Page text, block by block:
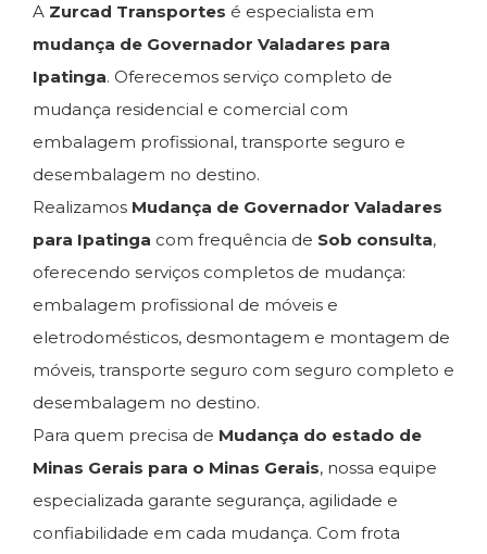
A Zurcad Transportes é especialista em
mudança de Governador Valadares para
Ipatinga. Oferecemos serviço completo de
mudança residencial e comercial com
embalagem profissional, transporte seguro e
desembalagem no destino.
Realizamos Mudança de Governador Valadares
para Ipatinga com frequência de Sob consulta,
oferecendo serviços completos de mudança:
embalagem profissional de móveis e
eletrodomésticos, desmontagem e montagem de
móveis, transporte seguro com seguro completo e
desembalagem no destino.
Para quem precisa de Mudança do estado de
Minas Gerais para o Minas Gerais, nossa equipe
especializada garante segurança, agilidade e
confiabilidade em cada mudança. Com frota